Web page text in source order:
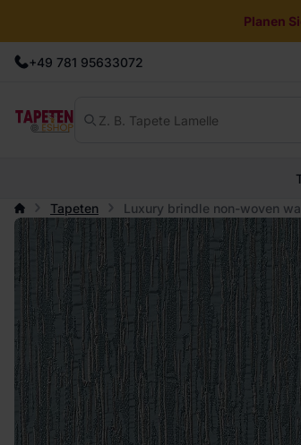
Planen
+49 781 95633072
Tapeten
Luxury brindle non-woven